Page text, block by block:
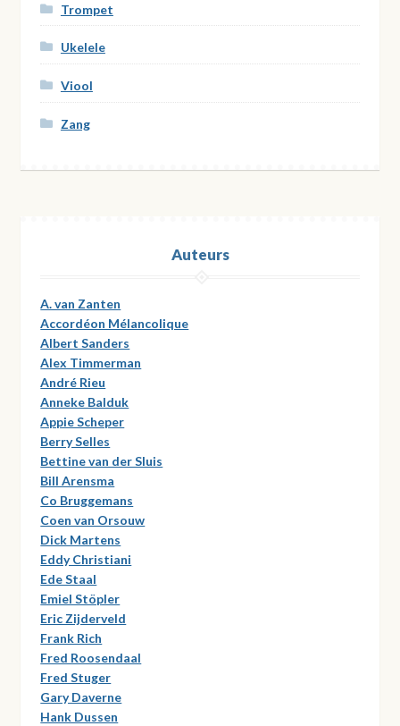
Trompet
Ukelele
Viool
Zang
Auteurs
A. van Zanten
Accordéon Mélancolique
Albert Sanders
Alex Timmerman
André Rieu
Anneke Balduk
Appie Scheper
Berry Selles
Bettine van der Sluis
Bill Arensma
Co Bruggemans
Coen van Orsouw
Dick Martens
Eddy Christiani
Ede Staal
Emiel Stöpler
Eric Zijderveld
Frank Rich
Fred Roosendaal
Fred Stuger
Gary Daverne
Hank Dussen